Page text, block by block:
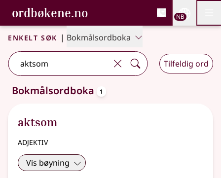
Gå til hovedinnhold
Tilgjengelighet
ordbøkene.no, Bokmålsordboka og
Bokmålsordboka og Nynorskordboka
NB
Enkelt søk | Bokmålsordboka
Tilfeldig ord
Ett treff.Ytterligere søkeforslag tilgjengelige
Bokmålsordboka 1
aktsom
adjektiv
Vis bøyning